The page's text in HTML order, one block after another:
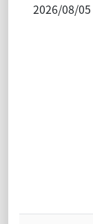
2026/08/05